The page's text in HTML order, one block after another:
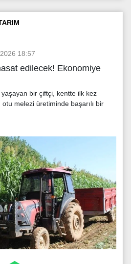
18:57
edilecek! Ekonomiye
bir çiftçi, kentte ilk kez
melezi üretiminde başarılı bir